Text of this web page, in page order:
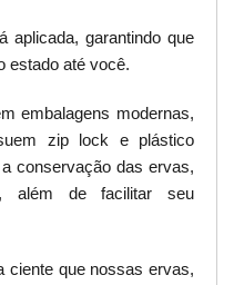
aplicada, garantindo que
estado até você.
embalagens modernas,
zip lock e plástico
conservação das ervas,
além de facilitar seu
ciente que nossas ervas,